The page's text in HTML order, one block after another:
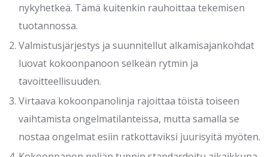
nykyhetkeä. Tämä kuitenkin rauhoittaa tekemisen
tuotannossa.
Valmistusjärjestys ja suunnitellut alkamisajankohdat
luovat kokoonpanoon selkeän rytmin ja
tavoitteellisuuden.
Virtaava kokoonpanolinja rajoittaa töistä toiseen
vaihtamista ongelmatilanteissa, mutta samalla se
nostaa ongelmat esiin ratkottaviksi juurisyitä myöten.